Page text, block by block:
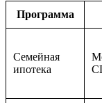
Программа
Семейная
ипотека